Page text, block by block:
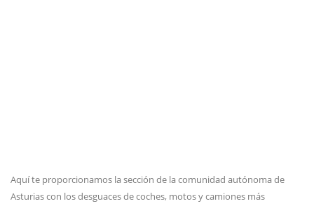
Aquí te proporcionamos la sección de la comunidad autónoma de
Asturias con los desguaces de coches, motos y camiones más